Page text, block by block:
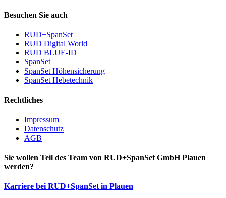
Besuchen Sie auch
RUD+SpanSet
RUD Digital World
RUD BLUE-ID
SpanSet
SpanSet Höhensicherung
SpanSet Hebetechnik
Rechtliches
Impressum
Datenschutz
AGB
Sie wollen Teil des Team von RUD+SpanSet GmbH Plauen
werden?
Karriere bei RUD+SpanSet in Plauen